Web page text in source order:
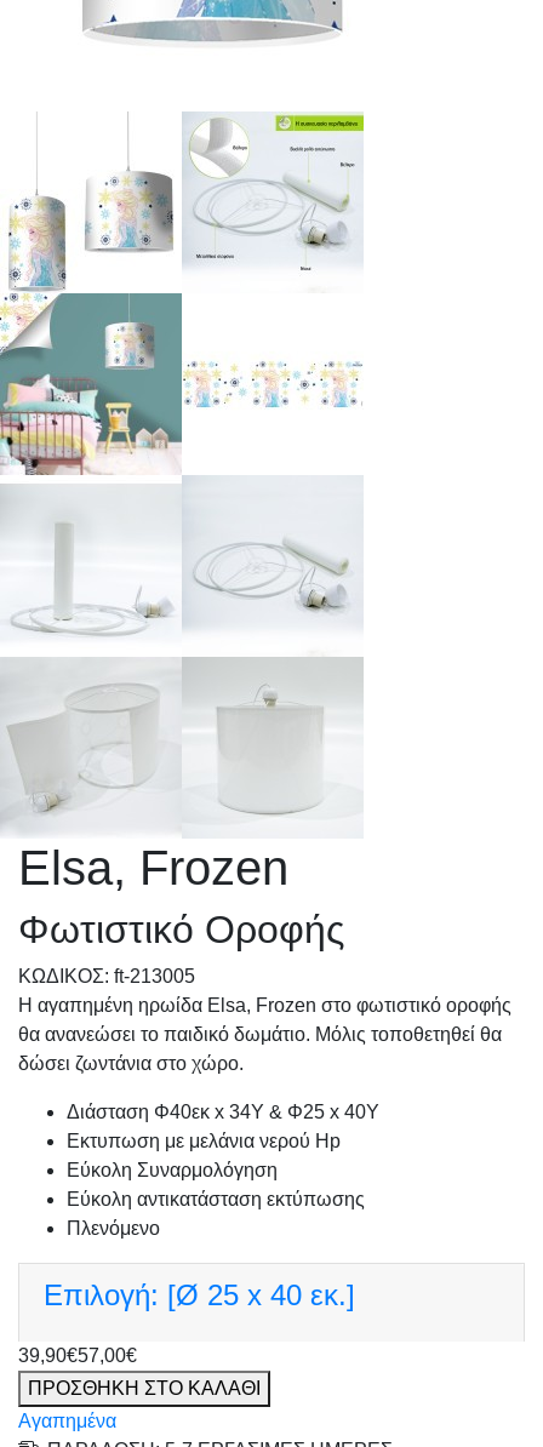
Elsa, Frozen
Φωτιστικό Οροφής
KΩΔΙΚΟΣ: ft-213005
Η αγαπημένη ηρωίδα Elsa, Frozen στο φωτιστικό οροφής
θα ανανεώσει το παιδικό δωμάτιο. Μόλις τοποθετηθεί θα
δώσει ζωντάνια στο χώρο.
Διάσταση Φ40εκ x 34Υ & Φ25 x 40Υ
Εκτυπωση με μελάνια νερού Hp
Εύκολη Συναρμολόγηση
Εύκολη αντικατάσταση εκτύπωσης
Πλενόμενο
Επιλογή: [Ø 25 x 40 εκ.]
39,90€57,00€
ΠΡΟΣΘΗΚΗ ΣΤΟ ΚΑΛΑΘΙ
Αγαπημένα